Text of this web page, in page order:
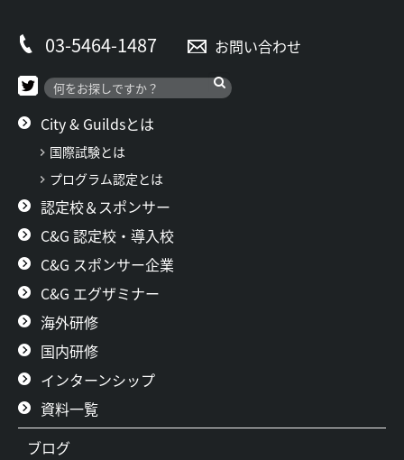
03-5464-1487 お問い合わせ
City & Guildsとは
国際試験とは
プログラム認定とは
認定校＆スポンサー
C&G 認定校・導入校
C&G スポンサー企業
C&G エグザミナー
海外研修
国内研修
インターンシップ
資料一覧
ブログ